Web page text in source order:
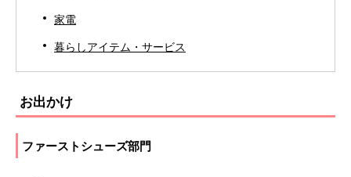
家電
暮らしアイテム・サービス
お出かけ
ファーストシューズ部門